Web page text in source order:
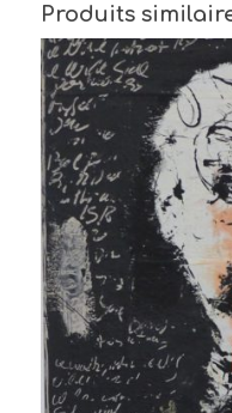
Produits